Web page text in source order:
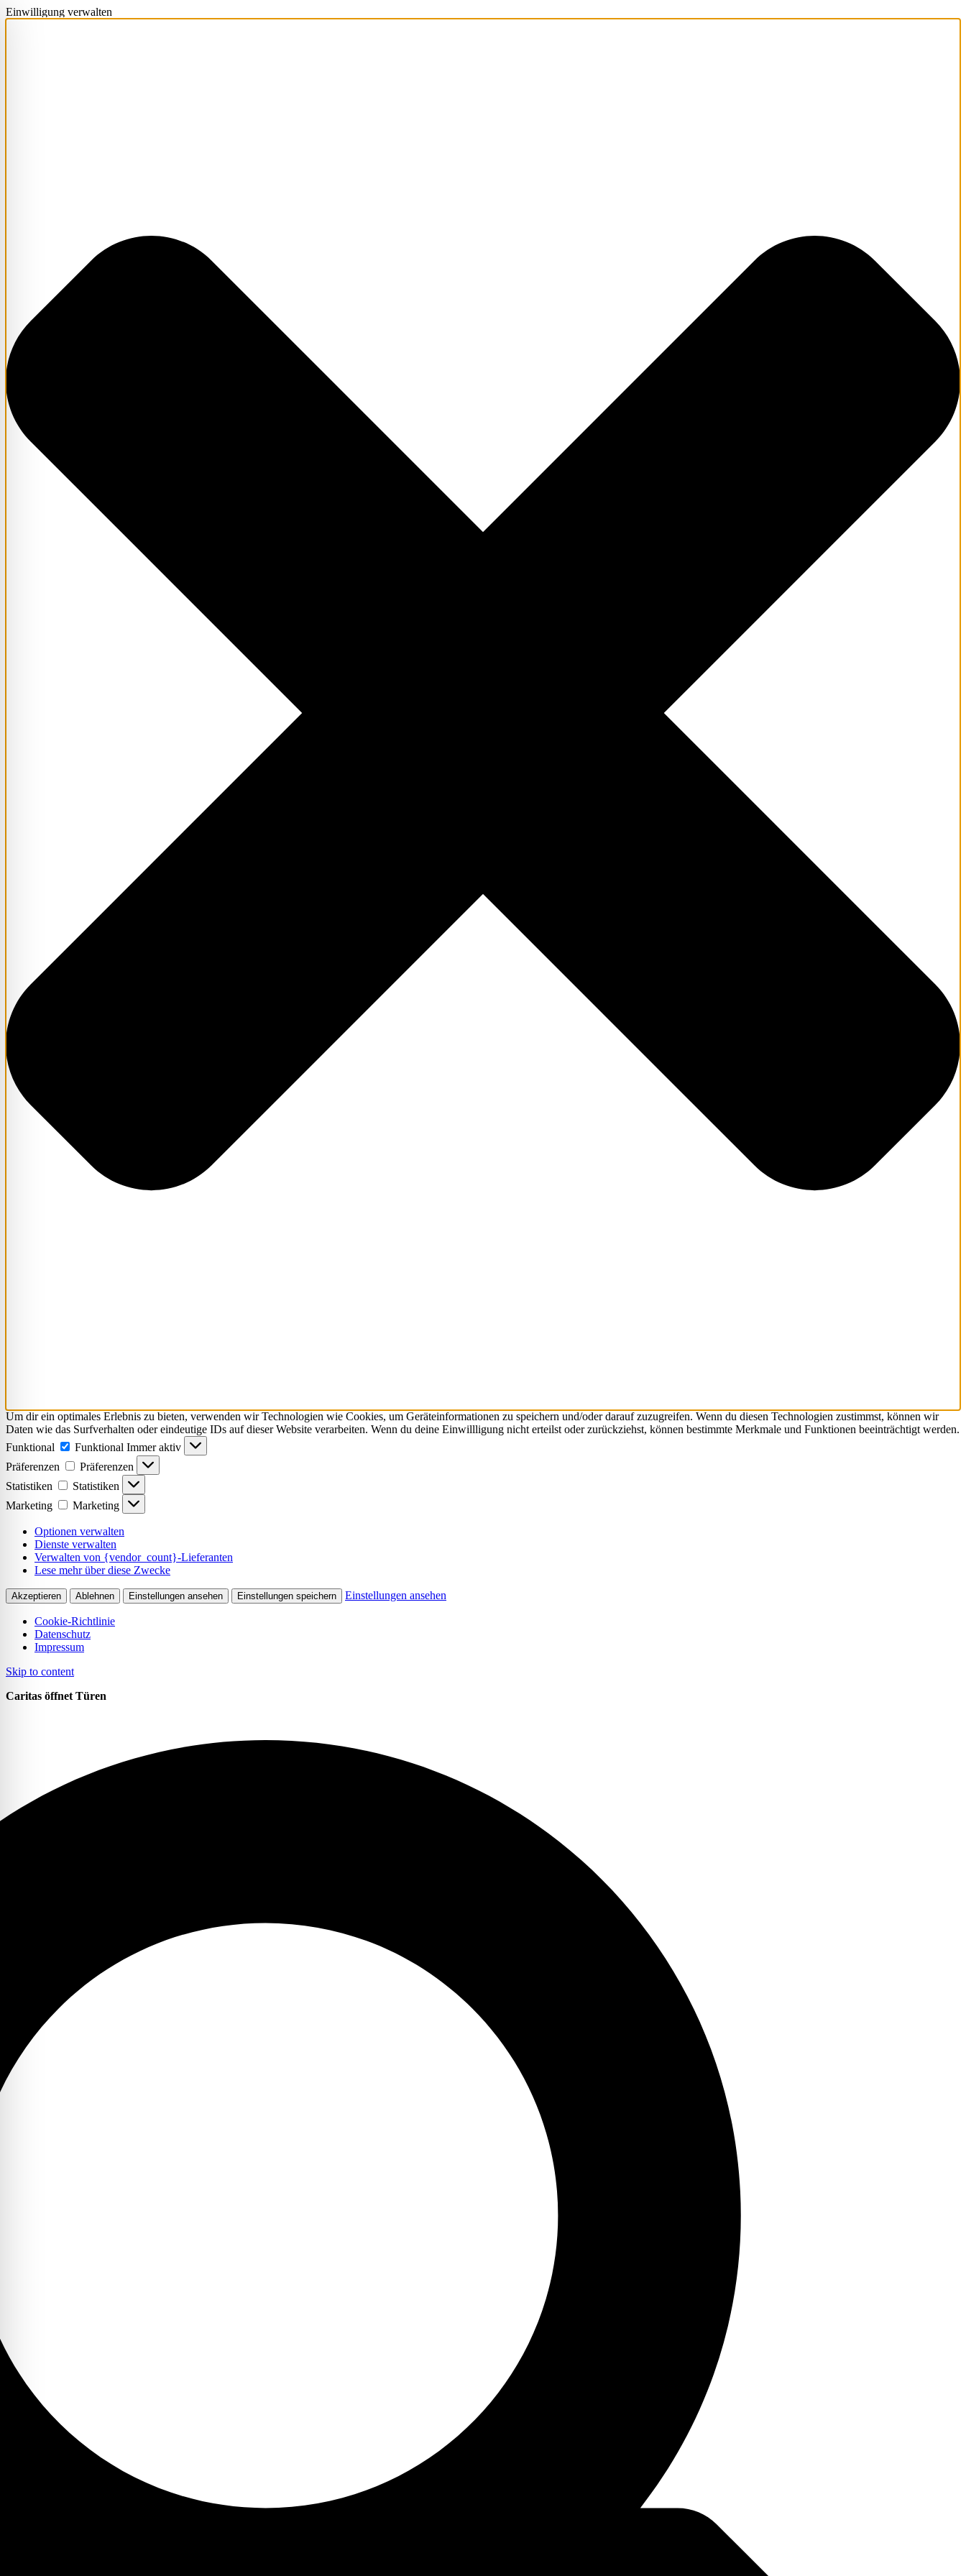
Einwilligung verwalten
Um dir ein optimales Erlebnis zu bieten, verwenden wir Technologien wie Cookies, um Geräteinformationen zu speichern und/oder darauf zuzugreifen. Wenn du diesen Technologien zustimmst, können wir
Daten wie das Surfverhalten oder eindeutige IDs auf dieser Website verarbeiten. Wenn du deine Einwillligung nicht erteilst oder zurückziehst, können bestimmte Merkmale und Funktionen beeinträchtigt werden.
Funktional
Funktional Immer aktiv
Präferenzen
Präferenzen
Statistiken
Statistiken
Marketing
Marketing
Optionen verwalten
Dienste verwalten
Verwalten von {vendor_count}-Lieferanten
Lese mehr über diese Zwecke
Akzeptieren Ablehnen Einstellungen ansehen Einstellungen speichern Einstellungen ansehen
Cookie-Richtlinie
Datenschutz
Impressum
Skip to content
Caritas öffnet Türen